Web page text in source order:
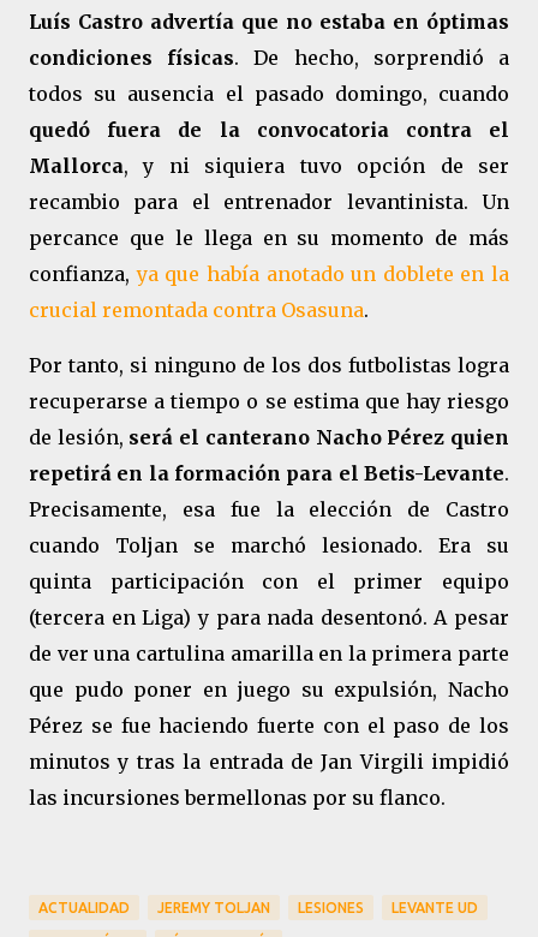
Luís Castro advertía que no estaba en óptimas
condiciones físicas. De hecho, sorprendió a
todos su ausencia el pasado domingo, cuando
quedó fuera de la convocatoria contra el
Mallorca, y ni siquiera tuvo opción de ser
recambio para el entrenador levantinista. Un
percance que le llega en su momento de más
confianza,ya que había anotado un doblete en la
crucial remontada contra Osasuna.
Por tanto, si ninguno de los dos futbolistas logra
recuperarse a tiempo o se estima que hay riesgo
de lesión, será el canterano Nacho Pérez quien
repetirá en la formación para el Betis-Levante.
Precisamente, esa fue la elección de Castro
cuando Toljan se marchó lesionado. Era su
quinta participación con el primer equipo
(tercera en Liga) y para nada desentonó. A pesar
de ver una cartulina amarilla en la primera parte
que pudo poner en juego su expulsión, Nacho
Pérez se fue haciendo fuerte con el paso de los
minutos y tras la entrada de Jan Virgili impidió
las incursiones bermellonas por su flanco.
ACTUALIDAD JEREMY TOLJAN LESIONES LEVANTE UD